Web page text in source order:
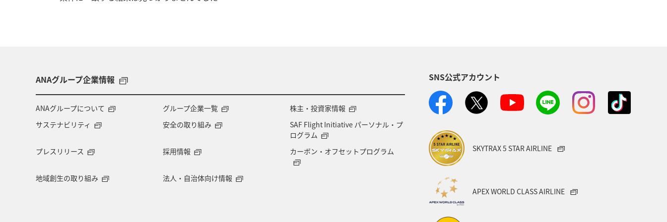
ANAグループ企業情報
ANAグループについて グループ企業一覧
株主・投資家情報
サステナビリティ
安全の取り組み
SAF Flight Initiative パーソナル・プ
ログラム
プレスリリース
採用情報 カーボン・オフセットプログラム
地域創生の取り組み 法人・自治体向け情報
SNS公式アカウント
SKYTRAX 5 STAR AIRLINE
APEX WORLD CLASS AIRLINE